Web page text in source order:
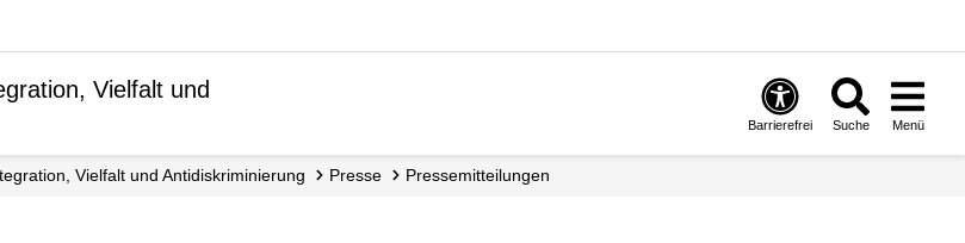
Vielfalt und
Barrierefrei Suche Menü
Vielfalt und Antidiskriminierung Presse Presse­mitteilungen